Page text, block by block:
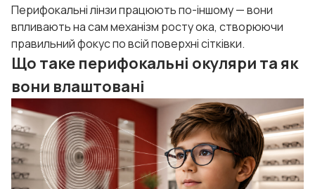
Перифокальні лінзи працюють по-іншому — вони
впливають на сам механізм росту ока, створюючи
правильний фокус по всій поверхні сітківки.
Що таке перифокальні окуляри та як
вони влаштовані